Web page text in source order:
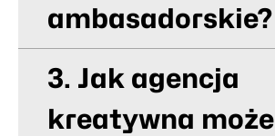
ambasadorskie?
3. Jak agencja
kreatywna może